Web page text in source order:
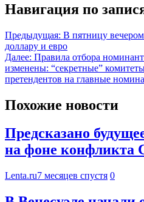
Навигация по
Предыдущая: В пятницу
доллару и евро
Далее: Правила отбора
изменены: “секретные”
претендентов на главные
Похожие новости
Предсказано
на фоне
Lenta.ru7 месяцев спустя 0